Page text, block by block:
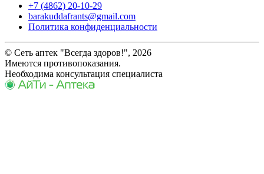
+7 (4862) 20-10-29
barakuddafrants@gmail.com
Политика конфиденциальности
© Сеть аптек "Всегда здоров!", 2026
Имеются противопоказания.
Необходима консультация специалиста